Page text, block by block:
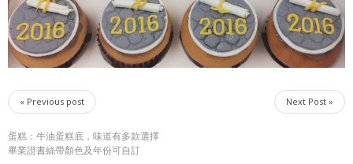
« Previous post Next Post »
蛋糕：牛油蛋糕底，味道有多款選擇
畢業證書絲帶顏色及年份可自訂